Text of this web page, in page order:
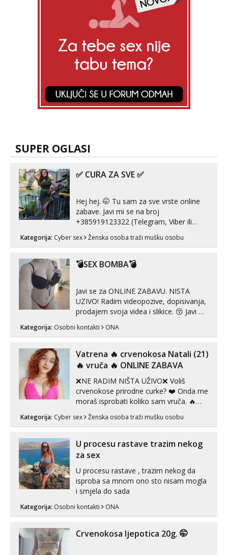
SUPER OGLASI
✅ CURA ZA SVE ✅
Hej hej. 🤭 Tu sam za sve vrste online
zabave. Javi mi se na broj
+385919123322 (Telegram, Viber ili
Whatsapp). 🤙 NE javljaj se na uzivo.
Hvala.
Kategorija: Cyber sex Ženska osoba traži mušku osobu
💣SEX BOMBA💣
Javi se za ONLINE ZABAVU. NISTA
UZIVO! Radim videopozive, dopisivanja,
prodajem svoja videa i slikice. 😚 Javi mi
Telegram. +385 91 723 0045
Kategorija: Osobni kontakti ONA
Vatrena ‎️‍🔥 crvenokosa Natali (21)
‎️‍🔥 vruča‎ ️‍🔥 ONLINE ZABAVA
❌NE RADIM NIŠTA UŽIVO❌ Voliš
crvenokose prirodne curke? ❤️ Onda me
moraš isprobati koliko sam vruča.‎ ️‍🔥
MLADA vražica koja ima 100%
prorodne grudi, 💦 Misli su mi uvijek
U mojoj raznolikoj ponudi možeš
pranaći nešto po svojoj mjeri. Sexi videa
Kategorija: Cyber sex Ženska osoba traži mušku osobu
U procesu rastave trazim nekog
za sex
U procesu rastave , trazim nekog da
isproba sa mnom ono sto nisam mogla
i smjela do sada
Kategorija: Osobni kontakti ONA
Crvenokosa ljepotica 20g. 🤭